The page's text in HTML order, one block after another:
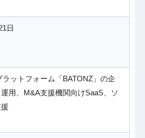
日
ラットフォーム「BATONZ」の企
用、M&A支援機関向けSaaS、ソ